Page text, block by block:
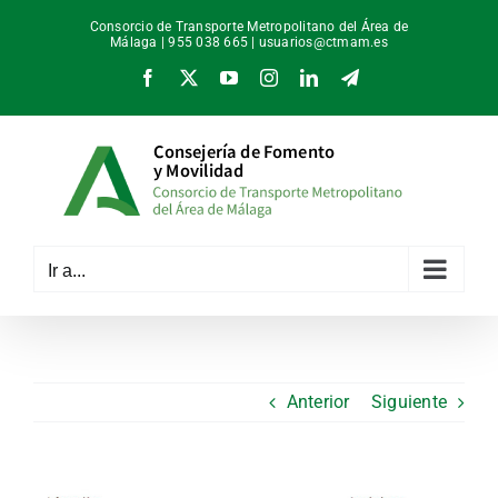
Consorcio de Transporte Metropolitano del Área de
Málaga | 955 038 665 | usuarios@ctmam.es
Facebook
X YouTubeInstagramLinkedInTelegram
Ir a...
Anterior Siguiente